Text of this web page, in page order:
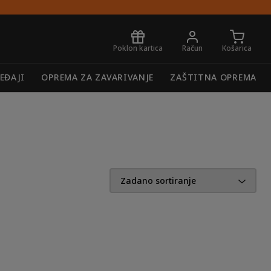
OPREMA ZA ZAVARIVANJE ZAŠTITNA OPREMA
Košarica
Račun
Poklon kartica